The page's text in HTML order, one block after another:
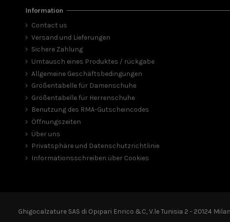
Information
Contact us
Versand und Lieferungen
Sichere Zahlung
Umtausch eines Produktes / rückgabe
Allgemeine Geschäftsbedingungen
Größentabelle für Damenschuhe
Größentabelle für Herrenschuhe
Benutzung des RMA-Gutscheincodes
Öffnungszeiten
Über uns
Privatsphäre und Datenschutzrichtlinie
Informationsschreiben über Cookies
Ghigocalzature SAS di Opipari Enrico &C, V.le Tunisia 2 - 20124